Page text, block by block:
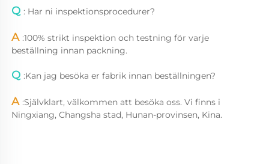
Q : Har ni inspektionsprocedurer?
A :100% strikt inspektion och testning för varje
beställning innan packning.
Q :Kan jag besöka er fabrik innan beställningen?
A :Självklart, välkommen att besöka oss. Vi finns i
Ningxiang, Changsha stad, Hunan-provinsen, Kina.